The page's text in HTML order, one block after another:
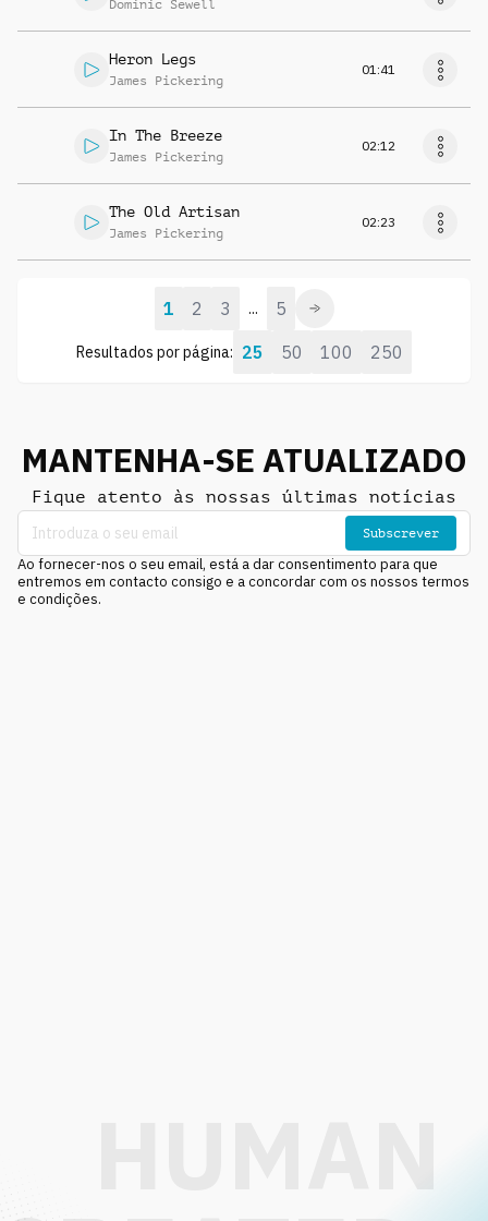
Dominic Sewell
Heron Legs
James Pickering
01:41
In The Breeze
James Pickering
02:12
The Old Artisan
James Pickering
02:23
Resultados por página: 25 50 100 250
1 2 3 ... 5
MANTENHA-SE ATUALIZADO
Fique atento às nossas últimas notícias
Subscrever
Ao fornecer-nos o seu email, está a dar consentimento para que
entremos em contacto consigo e a concordar com os nossos termos
e condições.